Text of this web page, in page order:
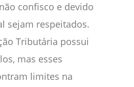
confisco e devido
sejam respeitados.
Tributária possui
mas esses
limites na